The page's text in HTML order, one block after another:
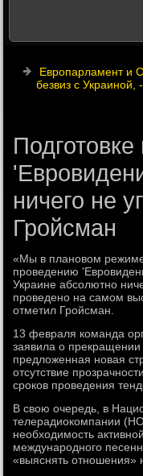
Европарламент и
безвиз с Украиной,
ничего не
Гройсман
«Мы в плановом
проведению
Украине абсолютно
проведено на самом
отметил Гройсман.
13 февраля команда
заявила о
предложенная новая
отсутствие
сроков проведения
В свою очередь, в
телерадиокомпании
необходимость
международного
«выяснять отношения»